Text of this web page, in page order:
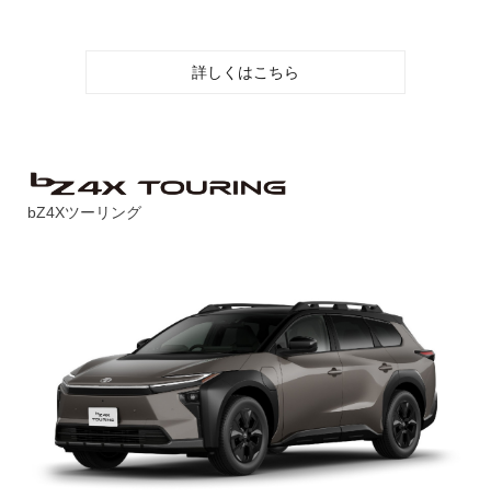
詳しくはこちら
bZ4Xツーリング